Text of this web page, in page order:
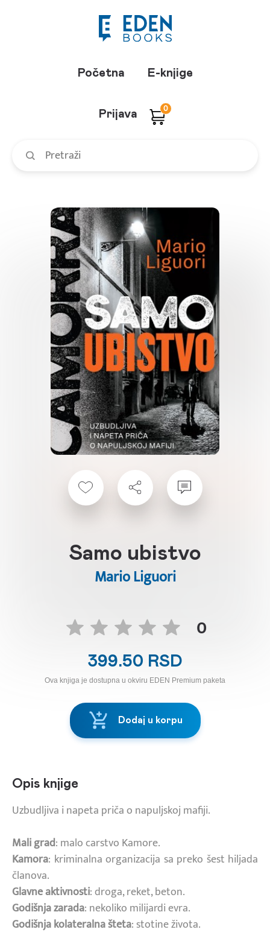
Početna E-knjige
Prijava 0
Samo ubistvo
Mario Liguori
0
399.50 RSD
Ova knjiga je dostupna u okviru EDEN Premium paketa
Dodaj u korpu
Opis knjige
Uzbudljiva i napeta priča o napuljskoj mafiji.
Mali grad: malo carstvo Kamore.
Kamora: kriminalna organizacija sa preko šest hiljada
članova.
Glavne aktivnosti: droga, reket, beton.
Godišnja zarada: nekoliko milijardi evra.
Godišnja kolateralna šteta: stotine života.